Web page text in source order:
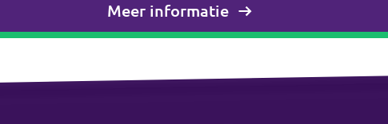
Meer informatie